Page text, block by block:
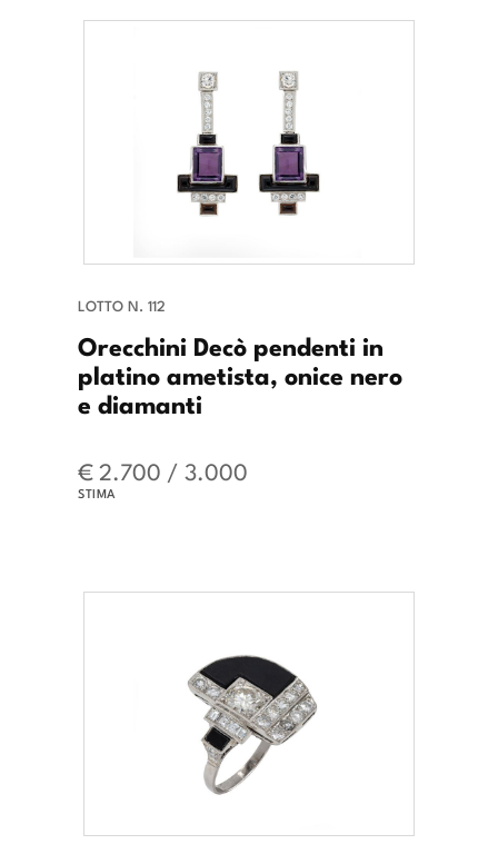
LOTTO N. 112
Orecchini Decò pendenti in
platino ametista, onice nero
e diamanti
€ 2.700 / 3.000
STIMA